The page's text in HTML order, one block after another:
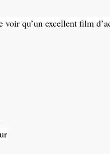
voir qu’un excellent film